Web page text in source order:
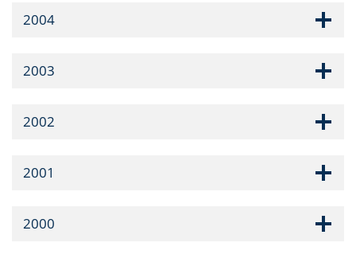
2004
2003
2002
2001
2000